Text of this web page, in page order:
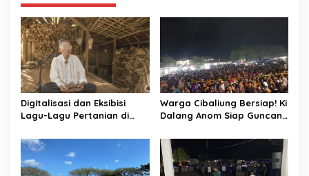
Digitalisasi dan Eksibisi
Lagu-Lagu Pertanian di
Nyanyian Tubuh-Tubuh Nyi
Pohaci
Warga Cibaliung Bersiap! Ki
Dalang Anom Siap Guncang
Wayang Golek Kekinian